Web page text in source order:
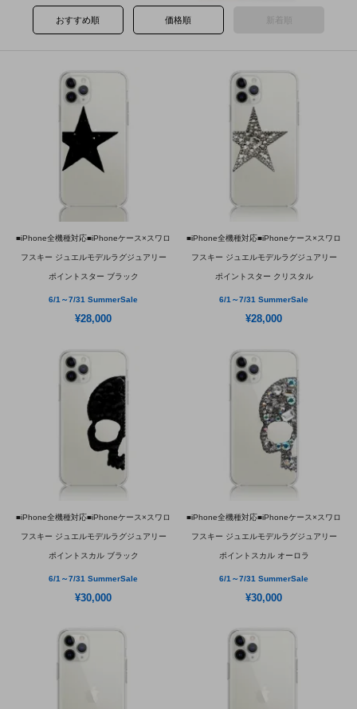
おすすめ順 価格順 新着順
■iPhone全機種対応■iPhoneケース×スワロ
フスキー ジュエルモデルラグジュアリー
ポイントスター ブラック
6/1～7/31 SummerSale
¥28,000
■iPhone全機種対応■iPhoneケース×スワロ
フスキー ジュエルモデルラグジュアリー
ポイントスター クリスタル
6/1～7/31 SummerSale
¥28,000
■iPhone全機種対応■iPhoneケース×スワロ
フスキー ジュエルモデルラグジュアリー
ポイントスカル ブラック
6/1～7/31 SummerSale
¥30,000
■iPhone全機種対応■iPhoneケース×スワロ
フスキー ジュエルモデルラグジュアリー
ポイントスカル オーロラ
6/1～7/31 SummerSale
¥30,000